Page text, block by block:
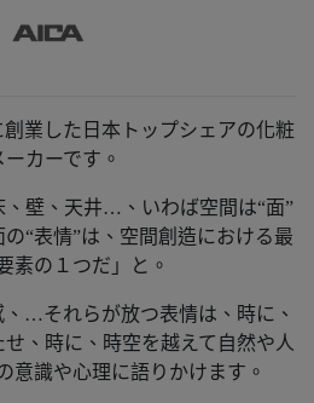
創業した日本トップシェアの化粧
ーカーです。
壁、天井…、いわば空間は“面”
“表情”は、空間創造における最
素の１つだ」と。
…それらが放つ表情は、時に、
、時に、時空を越えて自然や人
意識や心理に語りかけます。